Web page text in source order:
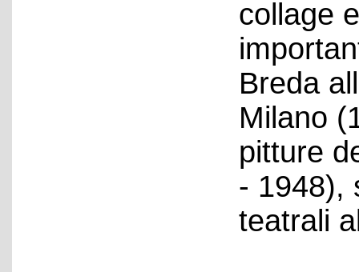
collage
Breda
Milano
pitture
- 1948),
teatrali